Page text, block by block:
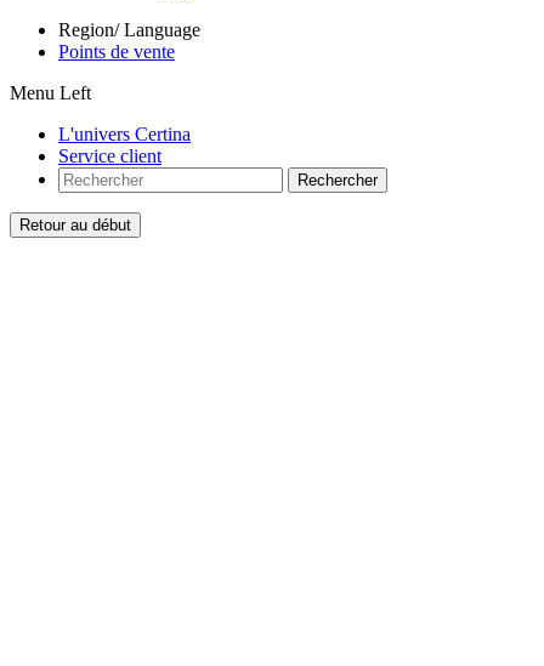
Region/ Language
Points de vente
Menu Left
L'univers Certina
Service client
Rechercher
Retour au début